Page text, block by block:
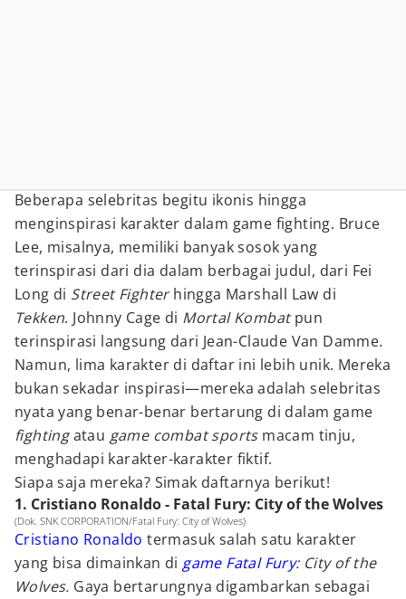
Beberapa selebritas begitu ikonis hingga
menginspirasi karakter dalam game fighting. Bruce
Lee, misalnya, memiliki banyak sosok yang
terinspirasi dari dia dalam berbagai judul, dari Fei
Long di Street Fighterhingga Marshall Law di
Tekken. Johnny Cage di Mortal Kombatpun
terinspirasi langsung dari Jean-Claude Van Damme.
Namun, lima karakter di daftar ini lebih unik. Mereka
bukan sekadar inspirasi—mereka adalah selebritas
nyata yang benar-benar bertarung di dalam game
fightingatau game combat sports macam tinju,
menghadapi karakter-karakter fiktif.
Siapa saja mereka? Simak daftarnya berikut!
1. Cristiano Ronaldo - Fatal Fury: City of the Wolves
(Dok. SNK CORPORATION/Fatal Fury: City of Wolves)
Cristiano Ronaldo termasuk salah satu karakter
yang bisa dimainkan di game Fatal Fury: City of the
Wolves. Gaya bertarungnya digambarkan sebagai